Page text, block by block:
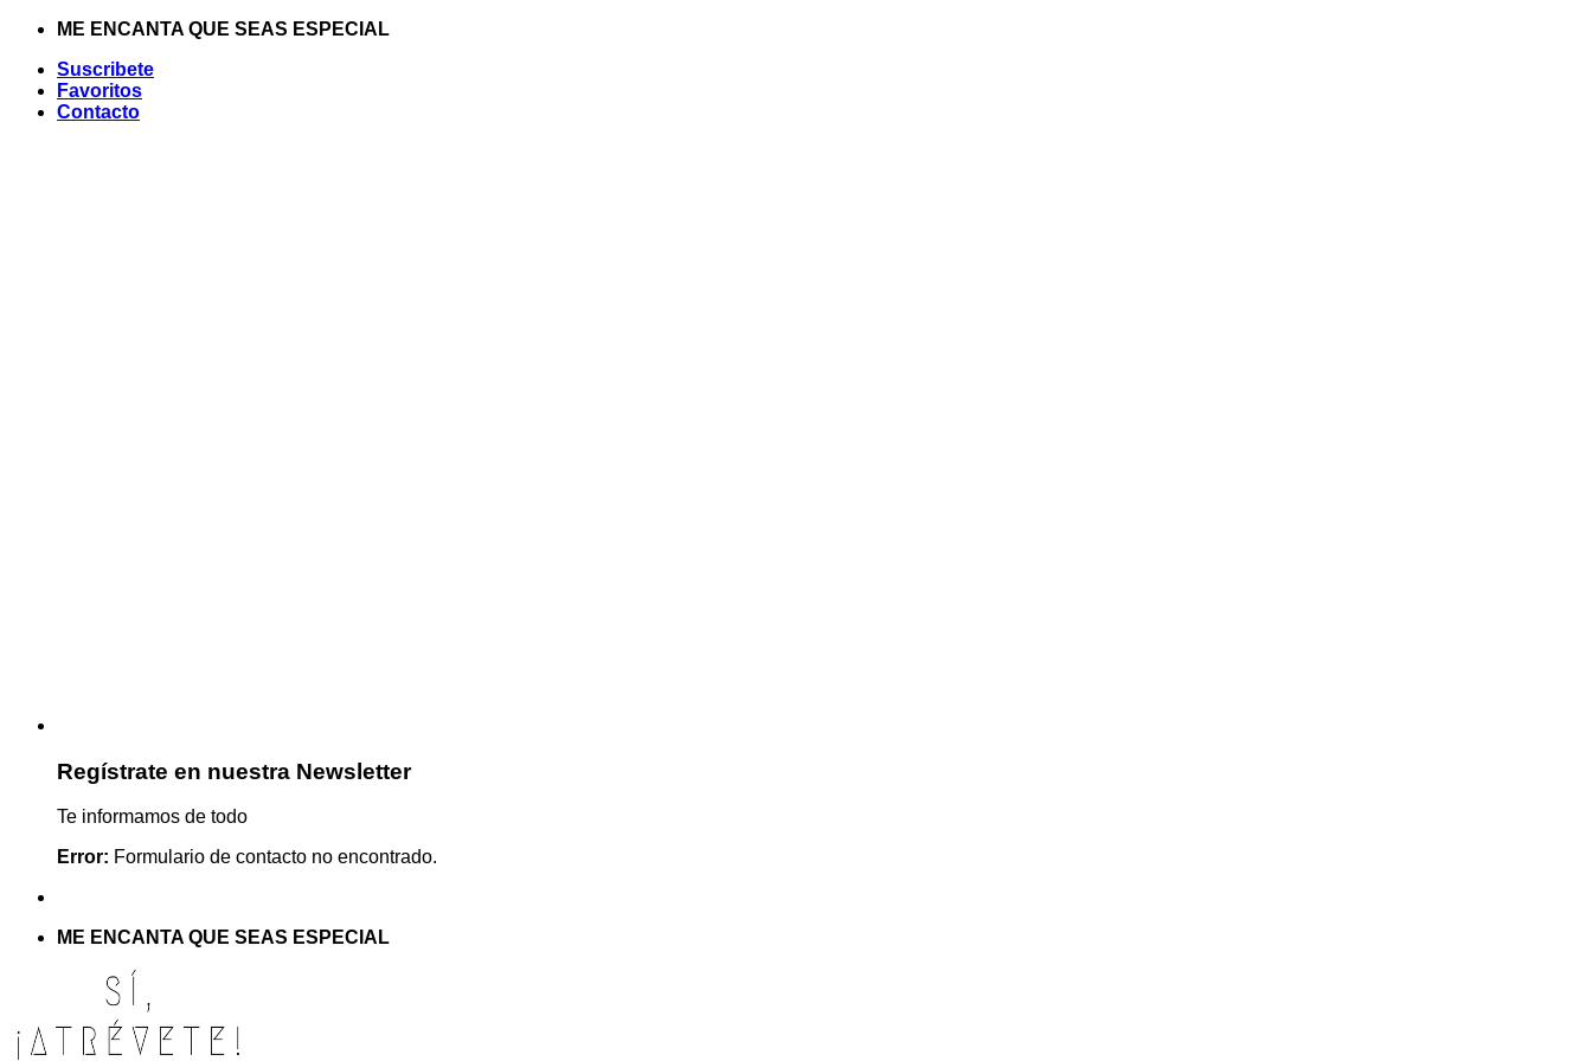
Saltar
contenido
ME ENCANTA QUE SEAS ESPECIAL
Suscribete
Favoritos
Contacto
Regístrate en nuestra Newsletter
Te informamos de todo
Error: Formulario de contacto no encontrado.
ME ENCANTA QUE SEAS ESPECIAL